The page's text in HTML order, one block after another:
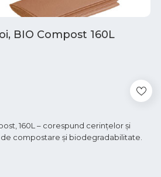
BIO Compost 160L
160L – corespund cerințelor și
compostare și biodegradabilitate.